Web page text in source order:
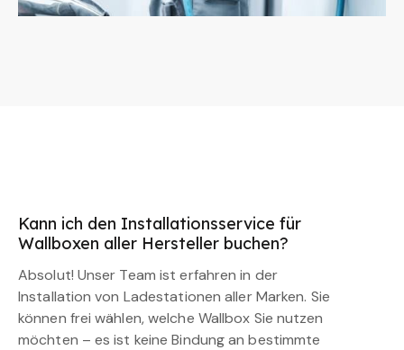
Kann ich den Installationsservice für
Wallboxen aller Hersteller buchen?
Absolut! Unser Team ist erfahren in der
Installation von Ladestationen aller Marken. Sie
können frei wählen, welche Wallbox Sie nutzen
möchten – es ist keine Bindung an bestimmte